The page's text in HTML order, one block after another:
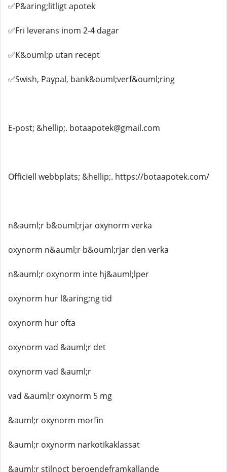
✅P&aring;litligt apotek
✅Fri leverans inom 2-4 dagar
✅K&ouml;p utan recept
✅Swish, Paypal, bank&ouml;verf&ouml;ring
E-post; &hellip;. botaapotek@gmail.com
Officiell webbplats; &hellip;. https://botaapotek.com/
n&auml;r b&ouml;rjar oxynorm verka
oxynorm n&auml;r b&ouml;rjar den verka
n&auml;r oxynorm inte hj&auml;lper
oxynorm hur l&aring;ng tid
oxynorm hur ofta
oxynorm vad &auml;r det
oxynorm vad &auml;r
vad &auml;r oxynorm 5 mg
&auml;r oxynorm morfin
&auml;r oxynorm narkotikaklassat
&auml;r stilnoct beroendeframkallande